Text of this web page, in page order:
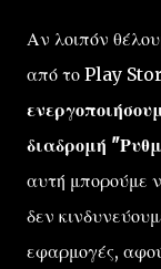
Αν λοιπόν
από το Play
διαδρομή
αυτή μπορούμε
δεν
εφαρμογές,